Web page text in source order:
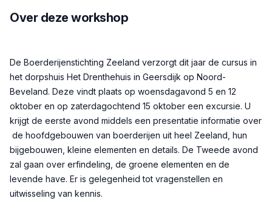
Over deze workshop
De Boerderijenstichting Zeeland verzorgt dit jaar de cursus in
het dorpshuis Het Drenthehuis in Geersdijk op Noord-
Beveland. Deze vindt plaats op woensdagavond 5 en 12
oktober en op zaterdagochtend 15 oktober een excursie. U
krijgt de eerste avond middels een presentatie informatie over
de hoofdgebouwen van boerderijen uit heel Zeeland, hun
bijgebouwen, kleine elementen en details. De Tweede avond
zal gaan over erfindeling, de groene elementen en de
levende have. Er is gelegenheid tot vragenstellen en
uitwisseling van kennis.